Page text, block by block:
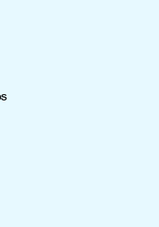
líquida
de mayor protección
consultar
de terrazas